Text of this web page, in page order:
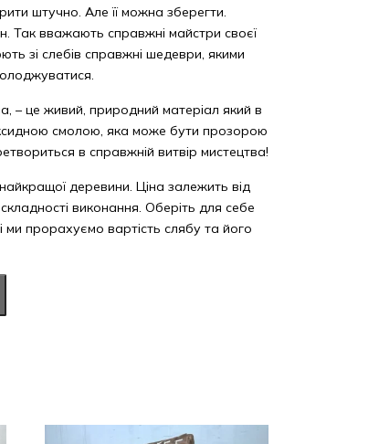
штучно. Але її можна зберегти.
Так вважають справжні майстри своєї
зі слебів справжні шедеври, якими
– це живий, природний матеріал який в
смолою, яка може бути прозорою
в справжній витвір мистецтва!
деревини. Ціна залежить від
виконання. Оберіть для себе
ми прорахуємо вартість слябу та його